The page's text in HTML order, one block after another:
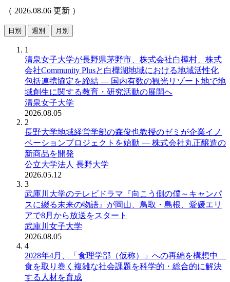
（ 2026.08.06 更新 ）
日別 週別 月別
1
清泉女子大学が長野県茅野市、株式会社白樺村、株式
会社Community Plusと白樺湖地域における地域活性化
包括連携協定を締結 ― 国内有数の観光リゾート地で地
域創生に関する教育・研究活動の展開へ
清泉女子大学
2026.08.05
2
長野大学地域経営学部の森俊也教授のゼミが企業イノ
ベーションプロジェクトを始動 ― 株式会社丸正醸造の
新商品を開発
公立大学法人 長野大学
2026.05.12
3
武庫川大学のテレビドラマ『向こう側の僕～キャンパ
スに綴る未来の物語』が岡山、鳥取・島根、愛媛エリ
アで8月から放送をスタート
武庫川女子大学
2026.08.05
4
2028年4月、「食理学部（仮称）」への再編を構想中
食を取り巻く複雑な社会課題を科学的・総合的に解決
する人材を育成